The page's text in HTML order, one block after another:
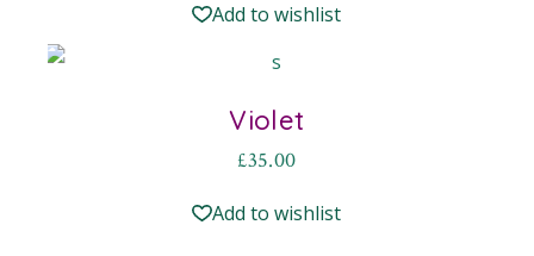
Add to wishlist
Violet
£35.00
Add to wishlist